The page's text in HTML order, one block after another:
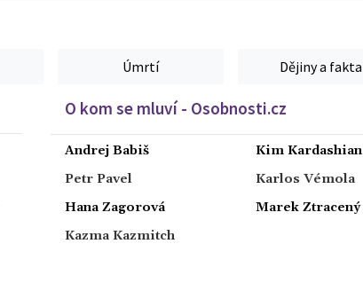
Úmrtí Dějiny a fakta
O kom se mluví - Osobnosti.cz
Andrej Babiš
Petr Pavel
Hana Zagorová
Kazma Kazmitch
Kim Kardashian
Karlos Vémola
Marek Ztracený